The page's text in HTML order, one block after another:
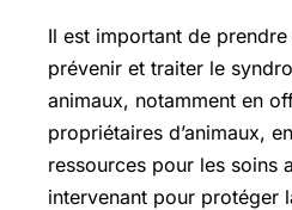
Il est important de
prévenir et traiter le
animaux, notamment en
propriétaires d’animaux,
ressources pour les soins
intervenant pour protéger